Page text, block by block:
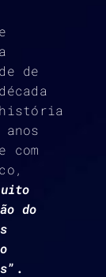
de
história
com
do
”.